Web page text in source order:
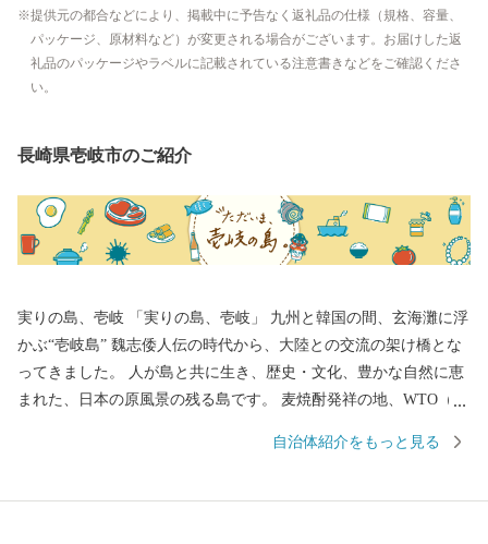
提供元の都合などにより、掲載中に予告なく返礼品の仕様（規格、容量、
パッケージ、原材料など）が変更される場合がございます。お届けした返
礼品のパッケージやラベルに記載されている注意書きなどをご確認くださ
い。
長崎県壱岐市のご紹介
実りの島、壱岐 「実りの島、壱岐」 九州と韓国の間、玄海灘に浮
かぶ“壱岐島” 魏志倭人伝の時代から、大陸との交流の架け橋とな
ってきました。 人が島と共に生き、歴史・文化、豊かな自然に恵
まれた、日本の原風景の残る島です。 麦焼酎発祥の地、WTO（世
牛、ウニ、海産物など、豊饒な自然が育むS級食材。 国特別史跡
自治体紹介をもっと見る